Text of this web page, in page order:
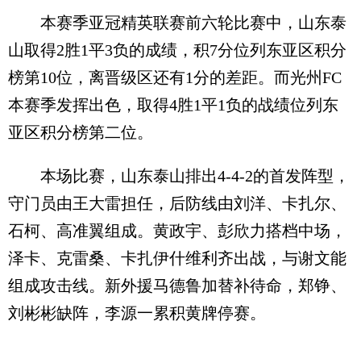
本赛季亚冠精英联赛前六轮比赛中，山东泰
山取得2胜1平3负的成绩，积7分位列东亚区积分
榜第10位，离晋级区还有1分的差距。而光州FC
本赛季发挥出色，取得4胜1平1负的战绩位列东
亚区积分榜第二位。
本场比赛，山东泰山排出4-4-2的首发阵型，
守门员由王大雷担任，后防线由刘洋、卡扎尔、
石柯、高准翼组成。黄政宇、彭欣力搭档中场，
泽卡、克雷桑、卡扎伊什维利齐出战，与谢文能
组成攻击线。新外援马德鲁加替补待命，郑铮、
刘彬彬缺阵，李源一累积黄牌停赛。